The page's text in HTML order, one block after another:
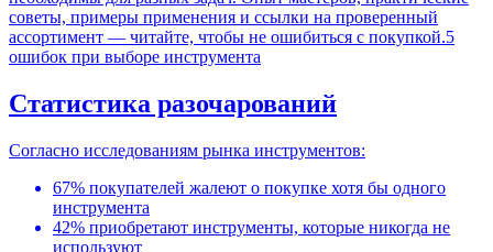
советы, примеры применения и ссылки на проверенный
ассортимент — читайте, чтобы не ошибиться с покупкой.5
ошибок при выборе инструмента
Статистика разочарований
Согласно исследованиям рынка инструментов:
67% покупателей жалеют о покупке хотя бы одного
инструмента
42% приобретают инструменты, которые никогда не
используют